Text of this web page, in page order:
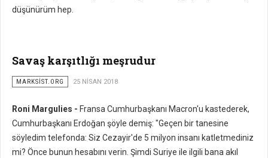
düşünürüm hep.
Savaş karşıtlığı meşrudur
MARKSİST.ORG 25 NISAN 2018
Roni Margulies - Fransa Cumhurbaşkanı Macron'u kastederek,
Cumhurbaşkanı Erdoğan şöyle demiş: "Geçen bir tanesine
söyledim telefonda: Siz Cezayir'de 5 milyon insanı katletmediniz
mi? Önce bunun hesabını verin. Şimdi Suriye ile ilgili bana akıl